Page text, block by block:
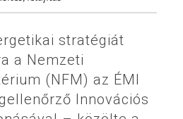
stratégiát
a Nemzeti
(NFM) az ÉMI
Innovációs